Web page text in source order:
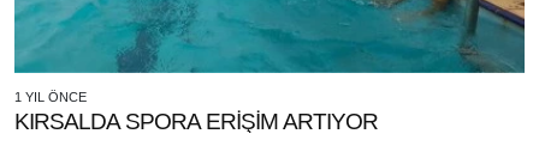
1 YIL ÖNCE
KIRSALDA SPORA ERİŞİM ARTIYOR